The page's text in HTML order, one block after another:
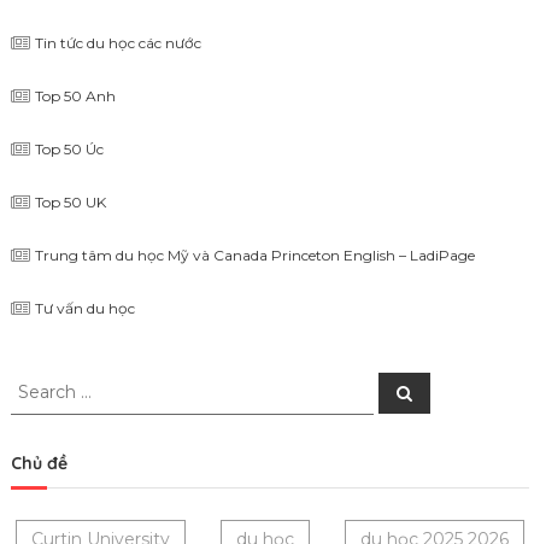
Tin tức du học các nước
Top 50 Anh
Top 50 Úc
Top 50 UK
Trung tâm du học Mỹ và Canada Princeton English – LadiPage
Tư vấn du học
Search
Search
Chủ đề
Curtin University du học du học 2025 2026